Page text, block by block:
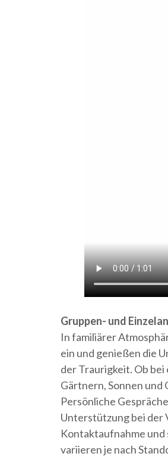
Gruppen- und
In familiärer
ein und genießen die
der Traurigkeit. Ob
Gärtnern, Sonnen und
Persönliche
Unterstützung bei der
Kontaktaufnahme
variieren je nach